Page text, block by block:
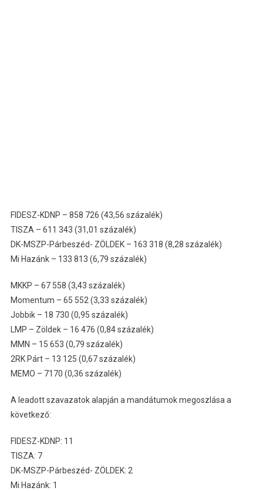
FIDESZ-KDNP – 858 726 (43,56 százalék)
TISZA – 611 343 (31,01 százalék)
DK-MSZP-Párbeszéd- ZÖLDEK – 163 318 (8,28 százalék)
Mi Hazánk – 133 813 (6,79 százalék)
MKKP – 67 558 (3,43 százalék)
Momentum – 65 552 (3,33 százalék)
Jobbik – 18 730 (0,95 százalék)
LMP – Zöldek – 16 476 (0,84 százalék)
MMN – 15 653 (0,79 százalék)
2RK Párt – 13 125 (0,67 százalék)
MEMO – 7170 (0,36 százalék)
A leadott szavazatok alapján a mandátumok megoszlása a
következő:
FIDESZ-KDNP: 11
TISZA: 7
DK-MSZP-Párbeszéd- ZÖLDEK: 2
Mi Hazánk: 1